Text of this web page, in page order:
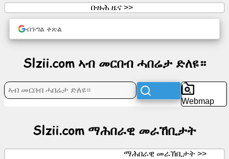
ማሕበራዊ
ዜና
ቡዙሕ ዜና >>
ብጉግል ቀጽል
Slzii.com ኣብ መርበብ ሓበሬታ ድለዩ።
Webmap
Slzii.com ማሕበራዊ መራኸቢታት
ማሕበራዊ መራኸቢታት >>